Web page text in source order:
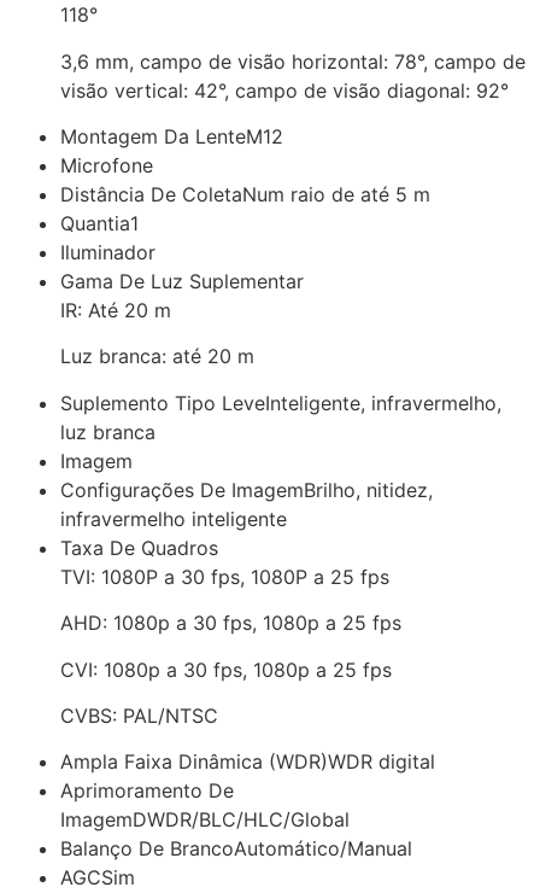
118°
3,6 mm, campo de visão horizontal: 78°, campo de
visão vertical: 42°, campo de visão diagonal: 92°
Montagem Da LenteM12
Microfone
Distância De ColetaNum raio de até 5 m
Quantia1
Iluminador
Gama De Luz Suplementar
IR: Até 20 m
Luz branca: até 20 m
Suplemento Tipo LeveInteligente, infravermelho,
luz branca
Imagem
Configurações De ImagemBrilho, nitidez,
infravermelho inteligente
Taxa De Quadros
TVI: 1080P a 30 fps, 1080P a 25 fps
AHD: 1080p a 30 fps, 1080p a 25 fps
CVI: 1080p a 30 fps, 1080p a 25 fps
CVBS: PAL/NTSC
Ampla Faixa Dinâmica (WDR)WDR digital
Aprimoramento De
ImagemDWDR/BLC/HLC/Global
Balanço De BrancoAutomático/Manual
AGCSim